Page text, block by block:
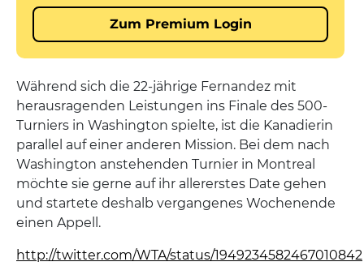
Während sich die 22-jährige Fernandez mit
herausragenden Leistungen ins Finale des 500-
Turniers in Washington spielte, ist die Kanadierin
parallel auf einer anderen Mission. Bei dem nach
Washington anstehenden Turnier in Montreal
möchte sie gerne auf ihr allererstes Date gehen
und startete deshalb vergangenes Wochenende
einen Appell.
http://twitter.com/WTA/status/1949234582467010842